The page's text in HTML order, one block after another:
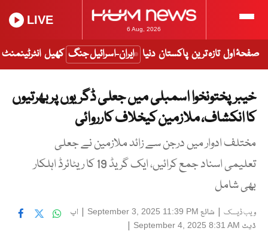
6 Aug, 2026
LIVE
صفحۂ اول تازہ ترین پاکستان دنیا ایران-اسرائیل جنگ کھیل انٹرٹینمنٹ
خیبرپختونخوا اسمبلی میں جعلی ڈگریوں پربھرتیوں
کا انکشاف، ملازمین کیخلاف کارروائی
مختلف ادوار میں درجن سے زائد ملازمین نے جعلی
تعلیمی اسناد جمع کرائیں، ایک گریڈ 19 کا ریٹائرڈ اہلکار
بھی شامل
ویب ڈیسک | شائع September 3, 2025 11:39 PM
| اپ
ڈیٹ September 4, 2025 8:31 AM
|